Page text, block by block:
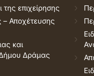
επιχείρησης
– Αποχέτευσης
και
Δράμας